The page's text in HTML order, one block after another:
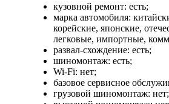
кузовной ремонт: есть;
марка автомобиля:
корейские, японские,
легковые, импортные,
развал-схождение: есть;
шиномонтаж: есть;
Wi-Fi: нет;
базовое сервисное
грузовой шиномонтаж: нет;